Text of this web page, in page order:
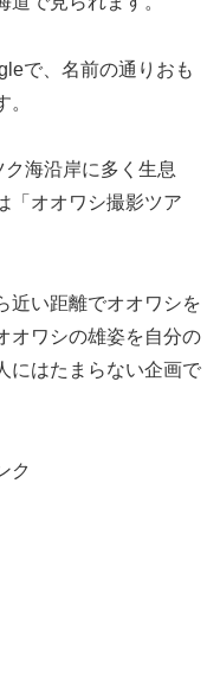
で、名前の通りおも
海沿岸に多く生息
「オオワシ撮影ツア
近い距離でオオワシを
オワシの雄姿を自分の
にはたまらない企画で
ク